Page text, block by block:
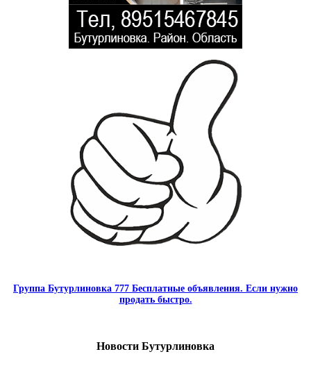
Группа Бутурлиновка 777 Бесплатные объявления. Если нужно
продать быстро.
Новости Бутурлиновка